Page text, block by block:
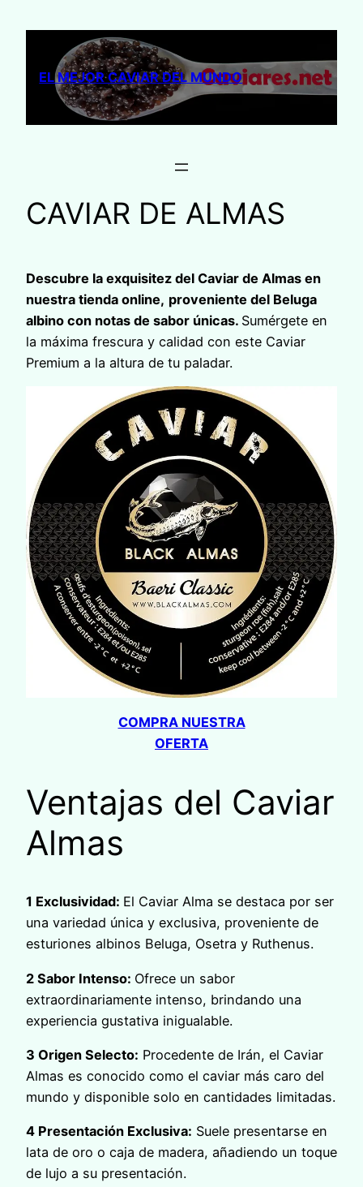
contenido
EL MEJOR CAVIAR DEL MUNDO
CAVIAR DE ALMAS
Descubre la exquisitez del Caviar de Almas en
nuestra tienda online, proveniente del Beluga
albino con notas de sabor únicas. Sumérgete en
la máxima frescura y calidad con este Caviar
Premium a la altura de tu paladar.
COMPRA NUESTRA
OFERTA
Ventajas del Caviar
Almas
1 Exclusividad: El Caviar Alma se destaca por ser
una variedad única y exclusiva, proveniente de
esturiones albinos Beluga, Osetra y Ruthenus.
2 Sabor Intenso: Ofrece un sabor
extraordinariamente intenso, brindando una
experiencia gustativa inigualable.
3 Origen Selecto: Procedente de Irán, el Caviar
Almas es conocido como el caviar más caro del
mundo y disponible solo en cantidades limitadas.
4 Presentación Exclusiva: Suele presentarse en
lata de oro o caja de madera, añadiendo un toque
de lujo a su presentación.